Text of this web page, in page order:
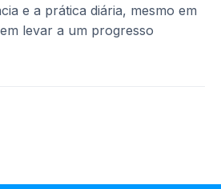
e a prática diária, mesmo em
levar a um progresso